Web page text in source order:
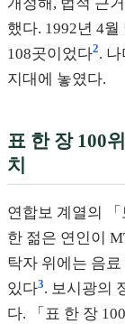
했다. 1992년 4
108곳이었다2.
지대에 놓였다.
표 한 장 100
치
연합보 계열의
한 젊은 연인이
탁자 위에는 음
있다3. 보시광의
다. 「표 한 장